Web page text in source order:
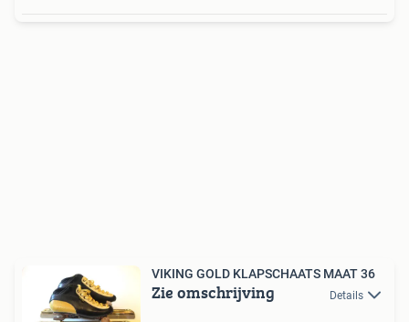
VIKING GOLD KLAPSCHAATS MAAT 36
Zie omschrijving Details